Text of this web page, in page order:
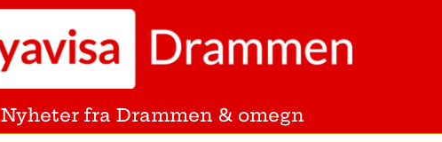
Nyheter fra Drammen & omegn